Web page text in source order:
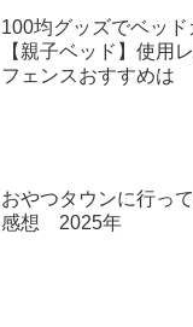
100均グッズでベッド
【親子ベッド】使用
フェンスおすすめは
おやつタウンに行っ
感想 2025年